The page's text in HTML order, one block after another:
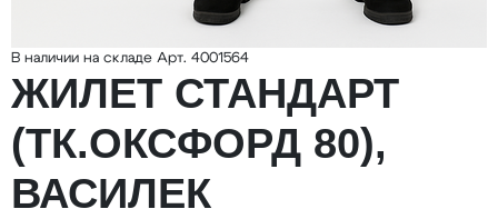
В наличии на складе Арт. 4001564
ЖИЛЕТ СТАНДАРТ
(ТК.ОКСФОРД 80),
ВАСИЛЕК